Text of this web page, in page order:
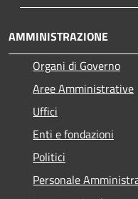
AMMINISTRAZIONE
Organi di Governo
Aree Amministrative
Uffici
Enti e fondazioni
Politici
Personale